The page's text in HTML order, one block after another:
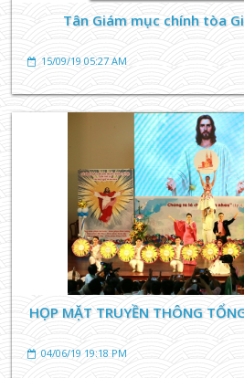
Tân Giám mục chính tòa
15/09/19 05:27 AM
HỌP MẶT TRUYỀN THÔNG
04/06/19 19:18 PM